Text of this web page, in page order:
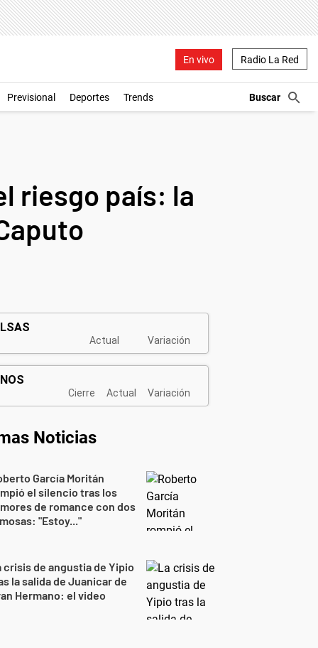
En vivo Radio La Red
Previsional Deportes Trends
riesgo país: la
Noticias
García Moritán
el silencio tras los
de romance con dos
"Estoy..."
crisis de angustia de Yipio
la salida de Juanicar de
Hermano: el video